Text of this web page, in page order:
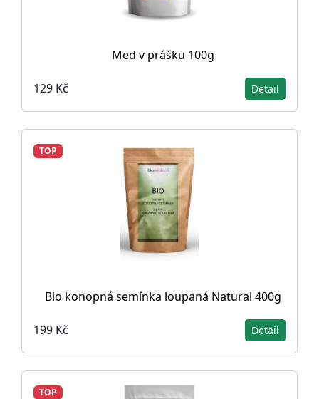
Med v prášku 100g
129 Kč Detail
TOP
Bio konopná semínka loupaná Natural 400g
199 Kč Detail
TOP